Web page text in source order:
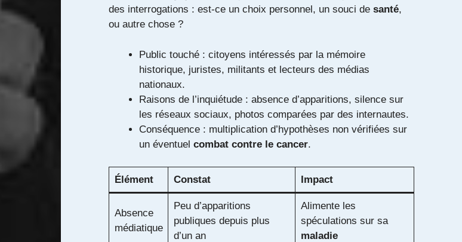
des interrogations : est-ce un choix personnel, un souci de santé,
ou autre chose ?
Public touché : citoyens intéressés par la mémoire
historique, juristes, militants et lecteurs des médias
nationaux.
Raisons de l’inquiétude : absence d’apparitions, silence sur
les réseaux sociaux, photos comparées par des internautes.
Conséquence : multiplication d’hypothèses non vérifiées sur
un éventuel combat contre le cancer.
Élément Constat Impact
Absence
médiatique
Peu d’apparitions
publiques depuis plus
d’un an
Alimente les
spéculations sur sa
maladie